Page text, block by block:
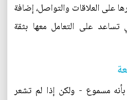
على العلاقات والتواصل، إضافة
تساعد على التعامل معها بثقة
مسموع - ولكن إذا لم تشعر